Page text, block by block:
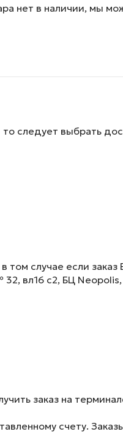
нет в наличии, мы
следует выбрать
случае если
32, вл16 с2, БЦ
заказ на
счету.